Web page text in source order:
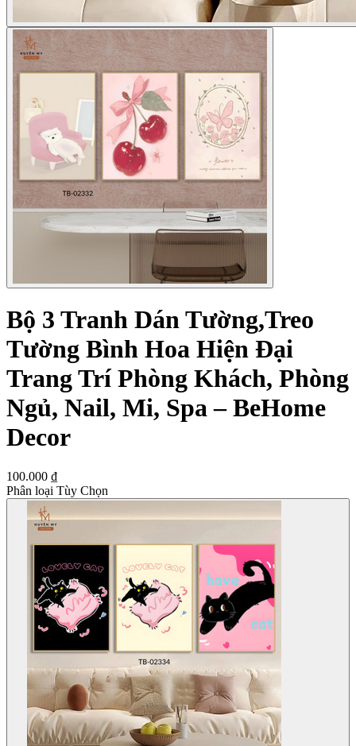
Bộ 3 Tranh Dán Tường,Treo
Tường Bình Hoa Hiện Đại
Trang Trí Phòng Khách, Phòng
Ngủ, Nail, Mi, Spa – BeHome
Decor
100.000 ₫
Phân loại Tùy Chọn